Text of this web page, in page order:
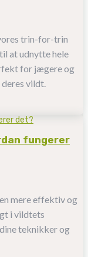
trin-for-trin
at udnytte hele
for jægere og
vildt.
fungerer
mere effektiv og
i vildtets
teknikker og